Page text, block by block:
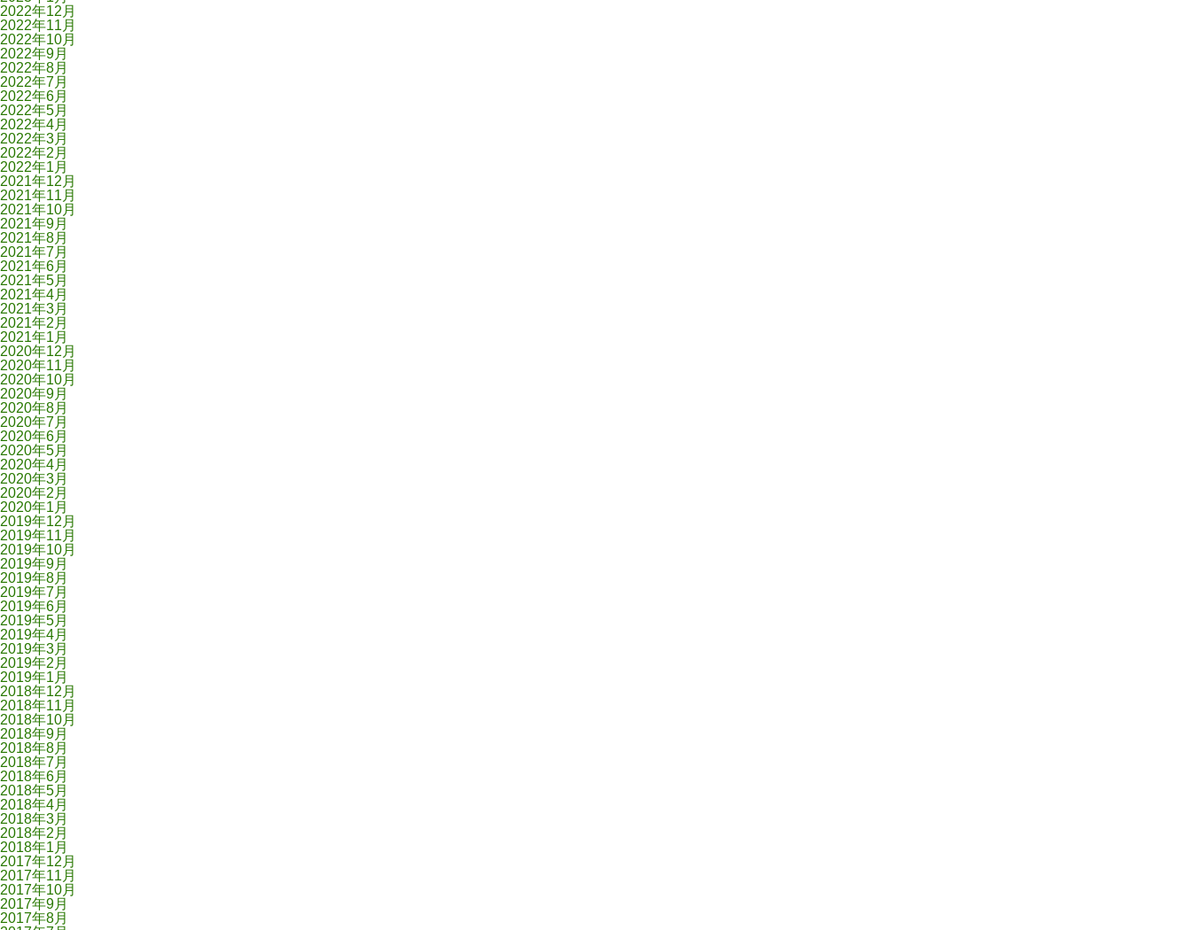
2022年12月
2022年11月
2022年10月
2022年9月
2022年8月
2022年7月
2022年6月
2022年5月
2022年4月
2022年3月
2022年2月
2022年1月
2021年12月
2021年11月
2021年10月
2021年9月
2021年8月
2021年7月
2021年6月
2021年5月
2021年4月
2021年3月
2021年2月
2021年1月
2020年12月
2020年11月
2020年10月
2020年9月
2020年8月
2020年7月
2020年6月
2020年5月
2020年4月
2020年3月
2020年2月
2020年1月
2019年12月
2019年11月
2019年10月
2019年9月
2019年8月
2019年7月
2019年6月
2019年5月
2019年4月
2019年3月
2019年2月
2019年1月
2018年12月
2018年11月
2018年10月
2018年9月
2018年8月
2018年7月
2018年6月
2018年5月
2018年4月
2018年3月
2018年2月
2018年1月
2017年12月
2017年11月
2017年10月
2017年9月
2017年8月